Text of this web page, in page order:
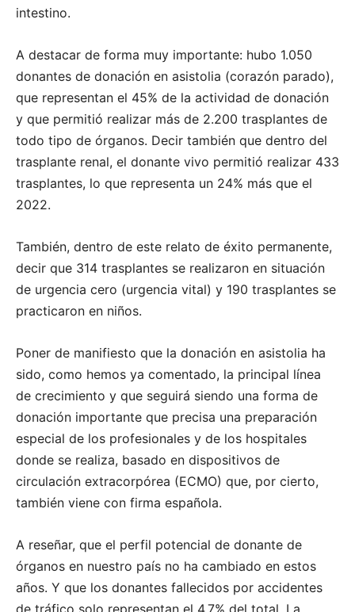
intestino.
A destacar de forma muy importante: hubo 1.050
donantes de donación en asistolia (corazón parado),
que representan el 45% de la actividad de donación
y que permitió realizar más de 2.200 trasplantes de
todo tipo de órganos. Decir también que dentro del
trasplante renal, el donante vivo permitió realizar 433
trasplantes, lo que representa un 24% más que el
2022.
También, dentro de este relato de éxito permanente,
decir que 314 trasplantes se realizaron en situación
de urgencia cero (urgencia vital) y 190 trasplantes se
practicaron en niños.
Poner de manifiesto que la donación en asistolia ha
sido, como hemos ya comentado, la principal línea
de crecimiento y que seguirá siendo una forma de
donación importante que precisa una preparación
especial de los profesionales y de los hospitales
donde se realiza, basado en dispositivos de
circulación extracorpórea (ECMO) que, por cierto,
también viene con firma española.
A reseñar, que el perfil potencial de donante de
órganos en nuestro país no ha cambiado en estos
años. Y que los donantes fallecidos por accidentes
de tráfico solo representan el 4,7% del total. La